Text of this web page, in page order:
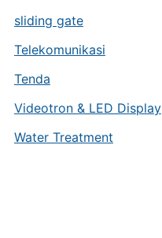
sliding gate
Telekomunikasi
Tenda
Videotron & LED Display
Water Treatment